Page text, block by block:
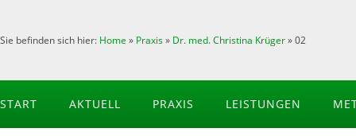
Sie befinden sich hier: Home » Praxis» Dr. med. Christina Krüger»02
START AKTUELL PRAXIS LEISTUNGEN